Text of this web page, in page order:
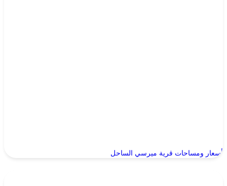
أسعار ومساحات قرية ميرسي الساحل